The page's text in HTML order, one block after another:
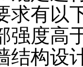
求有以
强度高
结构设